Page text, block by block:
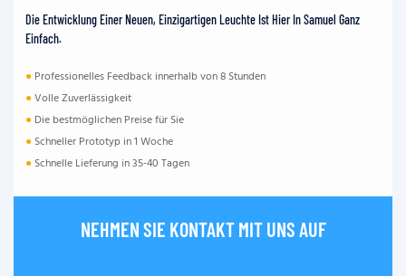
Die Entwicklung Einer Neuen, Einzigartigen Leuchte Ist Hier In Samuel Ganz
Einfach.
● Professionelles Feedback innerhalb von 8 Stunden
●Volle Zuverlässigkeit
● Die bestmöglichen Preise für Sie
● Schneller Prototyp in 1 Woche
● Schnelle Lieferung in 35-40 Tagen
NEHMEN SIE KONTAKT MIT UNS AUF